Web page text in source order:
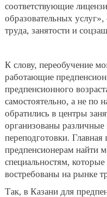
соответствующие
образовательных
труда, занятости и
К слову, переобучение
работающие
предпенсионного
самостоятельно, а не по
обратились в центры
организованы
переподготовки.
предпенсионерам найти
специальностям,
востребованы на рынке
Так, в Казани для